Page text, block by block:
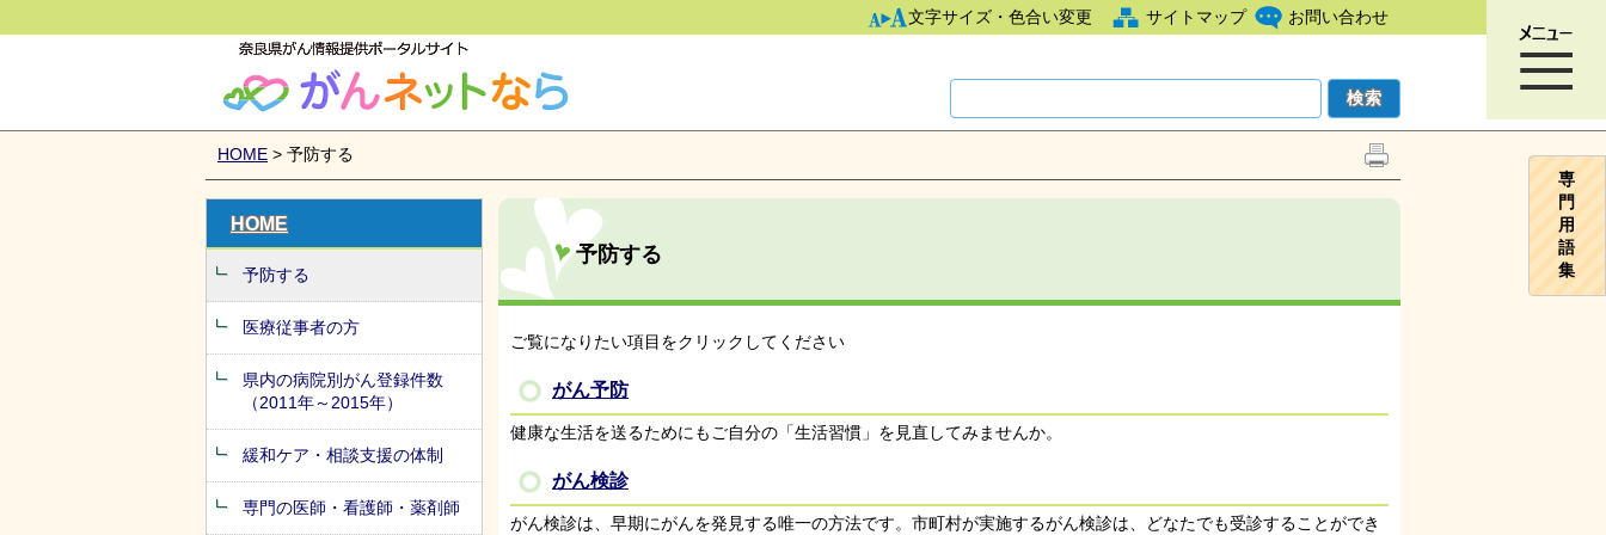
文字サイズ・色合い変更 サイトマップ
お問い合わせ
がんネットなら
専
門
用
語
集
HOME > 予防する
HOME
予防する
医療従事者の方
県内の病院別がん登録件数
（2011年～2015年）
緩和ケア・相談支援の体制
専門の医師・看護師・薬剤師
予防する
ご覧になりたい項目をクリックしてください
がん予防
健康な生活を送るためにもご自分の「生活習慣」を見直してみませんか。
がん検診
がん検診は、早期にがんを発見する唯一の方法です。市町村が実施するがん検診は、どなたでも受診することができ